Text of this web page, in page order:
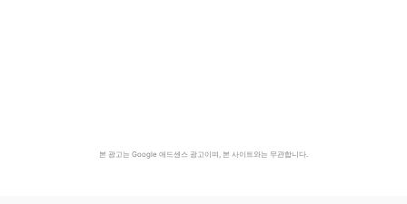
본 광고는 Google 애드센스 광고이며, 본 사이트와는 무관합니다.